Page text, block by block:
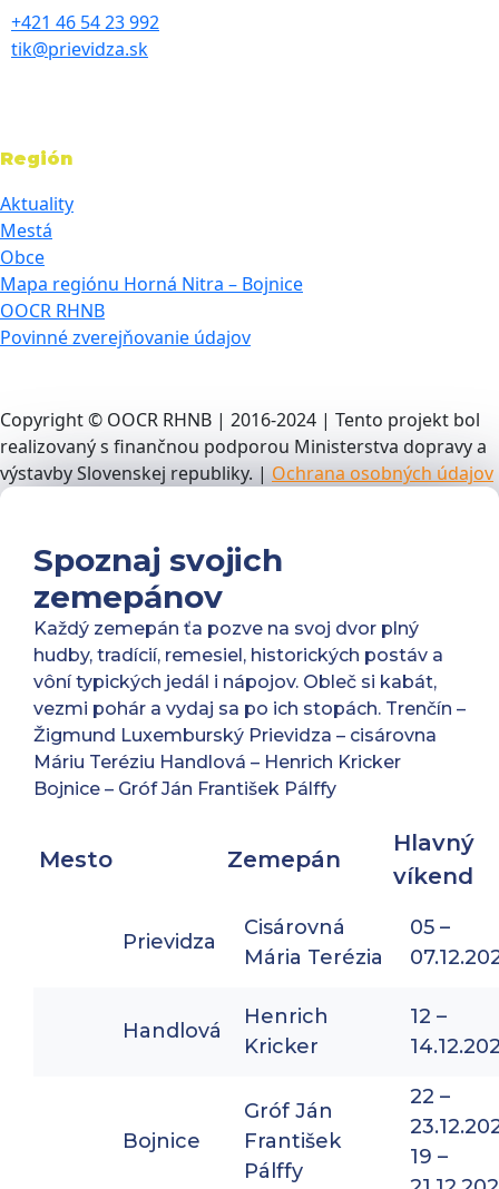
+421 46 54 23 992
tik@prievidza.sk
Región
Aktuality
Mestá
Obce
Mapa regiónu Horná Nitra – Bojnice
OOCR RHNB
Povinné zverejňovanie údajov
Copyright © OOCR RHNB | 2016-2024 | Tento projekt bol
realizovaný s finančnou podporou Ministerstva dopravy a
výstavby Slovenskej republiky. | Ochrana osobných údajov
Spoznaj svojich
zemepánov
Každý zemepán ťa pozve na svoj dvor plný
hudby, tradícií, remesiel, historických postáv a
vôní typických jedál i nápojov. Obleč si kabát,
vezmi pohár a vydaj sa po ich stopách. Trenčín –
Žigmund Luxemburský Prievidza – cisárovna
Máriu Teréziu Handlová – Henrich Kricker
Bojnice – Gróf Ján František Pálffy
Mesto Zemepán
Hlavný
víkend
Prievidza
Cisárovná
Mária Terézia
05 –
Handlová
Henrich
Kricker
12 –
Bojnice
Gróf Ján
František
Pálffy
22 –
19 –